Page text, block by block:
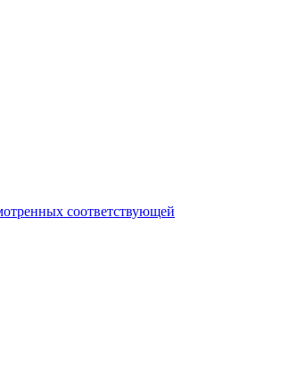
соответствующей